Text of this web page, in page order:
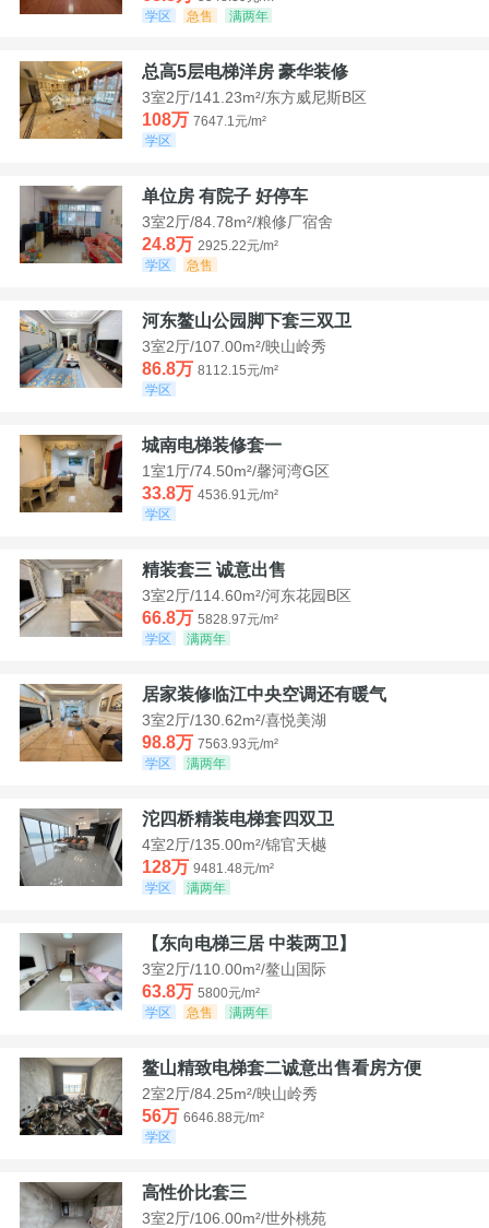
学区
急售 满两年
总高5层电梯洋房 豪华装修
3室2厅/141.23m²/东方威尼斯B区
108万 7647.1元/m²
学区
单位房 有院子 好停车
3室2厅/84.78m²/粮修厂宿舍
24.8万 2925.22元/m²
学区
急售
河东鳌山公园脚下套三双卫
3室2厅/107.00m²/映山岭秀
86.8万 8112.15元/m²
学区
城南电梯装修套一
1室1厅/74.50m²/馨河湾G区
33.8万 4536.91元/m²
学区
精装套三 诚意出售
3室2厅/114.60m²/河东花园B区
66.8万 5828.97元/m²
学区
满两年
居家装修临江中央空调还有暖气
3室2厅/130.62m²/喜悦美湖
98.8万 7563.93元/m²
学区
满两年
沱四桥精装电梯套四双卫
4室2厅/135.00m²/锦官天樾
128万 9481.48元/m²
学区
满两年
【东向电梯三居 中装两卫】
3室2厅/110.00m²/鳌山国际
63.8万 5800元/m²
学区
急售 满两年
鳌山精致电梯套二诚意出售看房方便
2室2厅/84.25m²/映山岭秀
56万 6646.88元/m²
学区
高性价比套三
3室2厅/106.00m²/世外桃苑